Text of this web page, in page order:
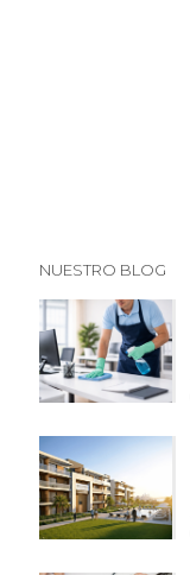
NUESTRO BLOG